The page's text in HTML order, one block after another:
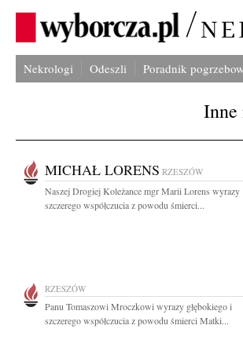
Nekrologi Odeszli Poradnik
MICHAŁ LORENS RZESZÓW
Naszej Drogiej Koleżance mgr Marii Lorens wyrazy
szczerego współczucia z powodu śmierci...
RZESZÓW
Panu Tomaszowi Mroczkowi wyrazy głębokiego i
szczerego współczucia z powodu śmierci Matki...